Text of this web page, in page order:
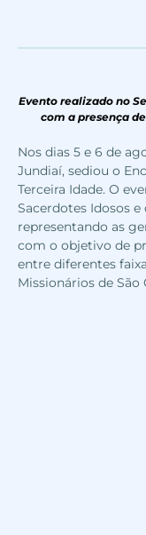
Evento realizado no
com a presença
Nos dias 5 e 6 de
Jundiaí, sediou o
Terceira Idade. O
Sacerdotes Idosos e
representando as
com o objetivo de
entre diferentes
Missionários de São